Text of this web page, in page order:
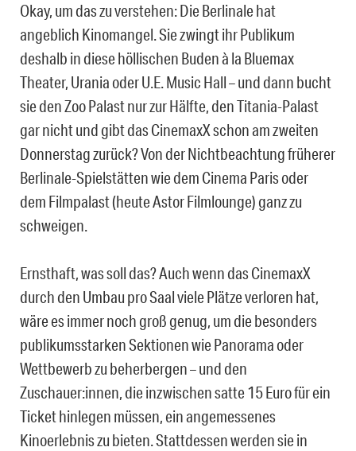
Okay, um das zu verstehen: Die Berlinale hat
angeblich Kinomangel. Sie zwingt ihr Publikum
deshalb in diese höllischen Buden à la Bluemax
Theater, Urania oder U.E. Music Hall – und dann bucht
sie den Zoo Palast nur zur Hälfte, den Titania-Palast
gar nicht und gibt das CinemaxX schon am zweiten
Donnerstag zurück? Von der Nichtbeachtung früherer
Berlinale-Spielstätten wie dem Cinema Paris oder
dem Filmpalast (heute Astor Filmlounge) ganz zu
schweigen.
Ernsthaft, was soll das? Auch wenn das CinemaxX
durch den Umbau pro Saal viele Plätze verloren hat,
wäre es immer noch groß genug, um die besonders
publikumsstarken Sektionen wie Panorama oder
Wettbewerb zu beherbergen – und den
Zuschauer:innen, die inzwischen satte 15 Euro für ein
Ticket hinlegen müssen, ein angemessenes
Kinoerlebnis zu bieten. Stattdessen werden sie in